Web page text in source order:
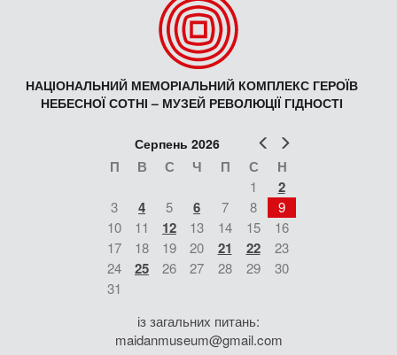
НАЦІОНАЛЬНИЙ МЕМОРІАЛЬНИЙ КОМПЛЕКС ГЕРОЇВ
НЕБЕСНОЇ СОТНІ – МУЗЕЙ РЕВОЛЮЦІЇ ГІДНОСТІ
Попер
Серпень 2026
П В С Ч П С Н
1 2
3 4 5 6 7 8
9
10
11 12 13 14 15
16
17
18 19 20 21 22
23
24
25 26 27 28 29
30
31
із загальних питань:
maidanmuseum@gmail.com